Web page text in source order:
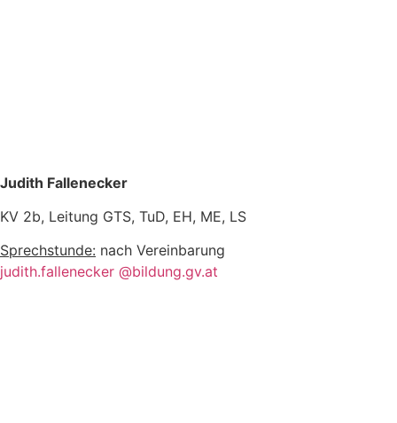
Judith Fallenecker
KV 2b, Leitung GTS, TuD, EH, ME, LS
Sprechstunde: nach Vereinbarung
judith.fallenecker @bildung.gv.at